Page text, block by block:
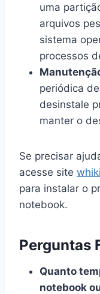
uma
arquivos
sistema
processos
periódica
desinstale
manter o
Se precisar
acesse site
para instalar o
notebook.
Perguntas
Quanto
notebook